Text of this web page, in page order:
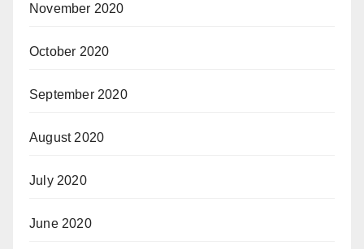
November 2020
October 2020
September 2020
August 2020
July 2020
June 2020